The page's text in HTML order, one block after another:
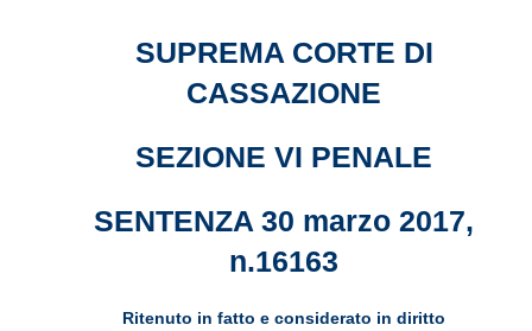
SUPREMA CORTE DI
CASSAZIONE
SEZIONE VI PENALE
SENTENZA 30 marzo 2017,
n.16163
Ritenuto in fatto e considerato in diritto